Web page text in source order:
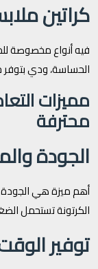
كراتين
فيه أنواع مخصوصة
الحساسة، ودي بتوفر
مميزات
محترفة
الجودة
أهم ميزة هي
الكرتونة تستحمل
توفير